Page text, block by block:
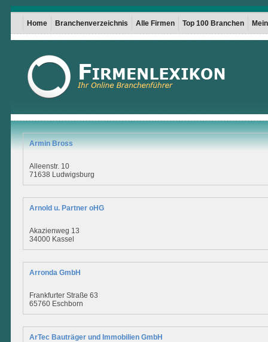
Home Branchenverzeichnis Alle Firmen Top 100 Branchen
Armin Bross
Alleenstr. 10
71638 Ludwigsburg
Arnold u. Partner oHG
Akazienweg 13
34000 Kassel
Arronda GmbH
Frankfurter Straße 63
65760 Eschborn
ArTec Bauträger und Immobilien GmbH